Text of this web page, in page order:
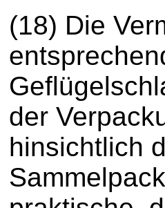
(18) Die
der
hinsichtlich